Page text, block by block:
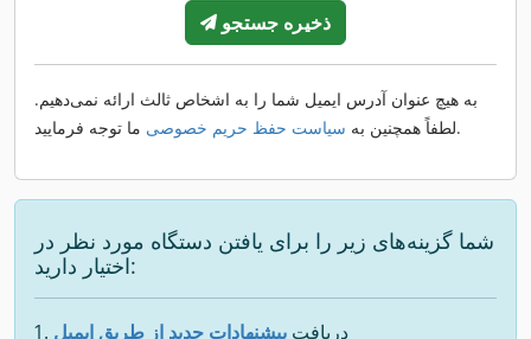
ذخیره جستجو
به هیچ عنوان آدرس ایمیل شما را به اشخاص ثالث ارائه نمی‌دهیم.
لطفاً همچنین به سیاست حفظ حریم خصوصی ما توجه فرمایید.
شما گزینه‌های زیر را برای یافتن دستگاه مورد نظر در
اختیار دارید:
دریافت پیشنهادات جدید از طریق ایمیل